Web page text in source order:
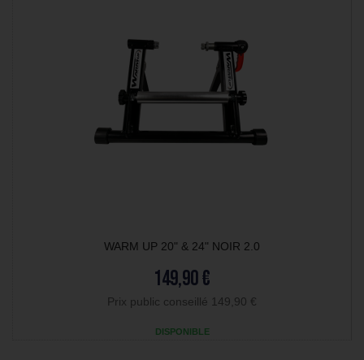
WARM UP 20" & 24" NOIR 2.0
149,90 €
Prix public conseillé 149,90 €
DISPONIBLE